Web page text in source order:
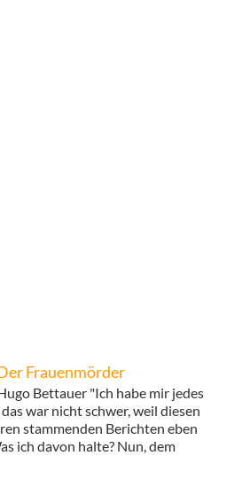
Frauenmörder
Bettauer "Ich habe mir jedes
war nicht schwer, weil diesen
stammenden Berichten eben
ich davon halte? Nun, dem